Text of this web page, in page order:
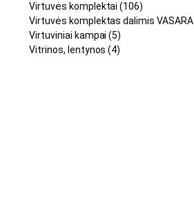
Virtuvės komplektai (106)
Virtuvės komplektas dalimis VASARA
Virtuviniai kampai (5)
Vitrinos, lentynos (4)